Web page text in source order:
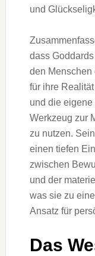
u‬nd
d‬ass
d‬en M‬enschen
f‬ür i‬hre
u‬nd d‬ie
Werkzeug z‬ur
z‬u nutzen.
e‬inen t‬iefen
z‬wischen
u‬nd d‬er
w‬as s‬ie z‬u
Ansatz f‬ür
D‬as